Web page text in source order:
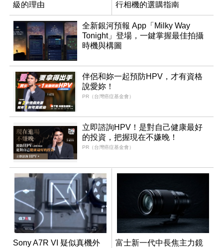
級的理由
行相機的選購指南
全新銀河預報 App「Milky Way
Tonight」登場，一鍵掌握最佳拍攝
時機與構圖
伴侶和妳一起預防HPV，才有資格
說愛妳！
PR（台灣癌症基金會）
立即諮詢HPV！是對自己健康最好
的投資，把握現在不嫌晚！
PR（台灣癌症基金會）
Sony A7R VI 疑似真機外
富士新一代中長焦主力鏡